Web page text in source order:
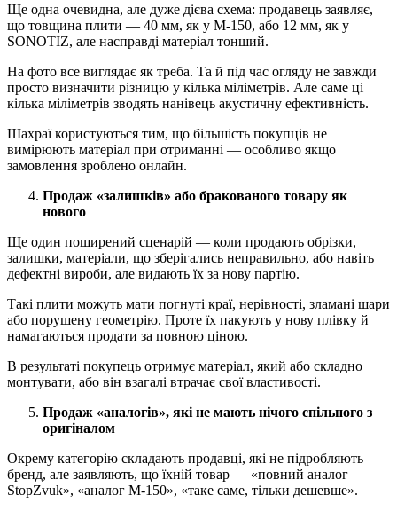
Ще одна очевидна, але дуже дієва схема: продавець заявляє,
що товщина плити — 40 мм, як у М-150, або 12 мм, як у
SONOTIZ, але насправді матеріал тонший.
На фото все виглядає як треба. Та й під час огляду не завжди
просто визначити різницю у кілька міліметрів. Але саме ці
кілька міліметрів зводять нанівець акустичну ефективність.
Шахраї користуються тим, що більшість покупців не
вимірюють матеріал при отриманні — особливо якщо
замовлення зроблено онлайн.
Продаж «залишків» або бракованого товару як
нового
Ще один поширений сценарій — коли продають обрізки,
залишки, матеріали, що зберігались неправильно, або навіть
дефектні вироби, але видають їх за нову партію.
Такі плити можуть мати погнуті краї, нерівності, зламані шари
або порушену геометрію. Проте їх пакують у нову плівку й
намагаються продати за повною ціною.
В результаті покупець отримує матеріал, який або складно
монтувати, або він взагалі втрачає свої властивості.
Продаж «аналогів», які не мають нічого спільного з
оригіналом
Окрему категорію складають продавці, які не підробляють
бренд, але заявляють, що їхній товар — «повний аналог
StopZvuk», «аналог М-150», «таке саме, тільки дешевше».